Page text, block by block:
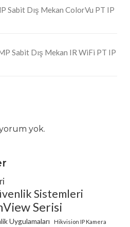
Sabit Dış Mekan ColorVu PT IP
Sabit Dış Mekan IR WiFi PT IP
yok.
Sistemleri
Serisi
Uygulamaları Hikvision IP Kamera